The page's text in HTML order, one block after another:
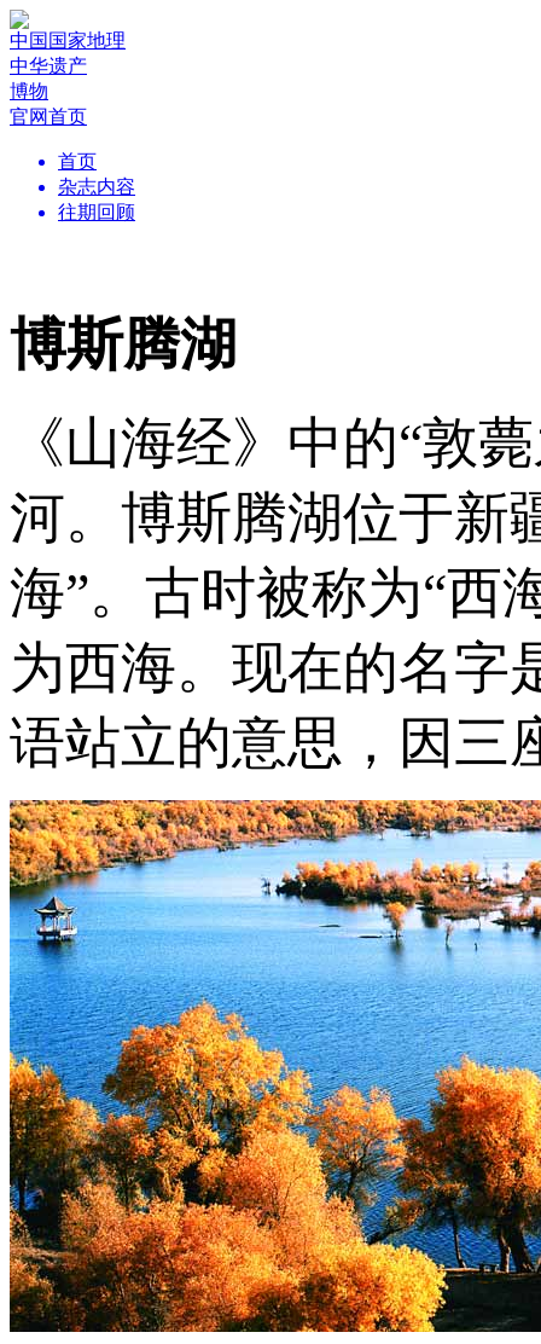
中国国家地理
中华遗产
博物
官网首页
首页
杂志内容
往期回顾
博斯腾湖
《山海经》中的“敦
河。博斯腾湖位于新
海”。古时被称为“西
为西海。现在的名字
语站立的意思，因三